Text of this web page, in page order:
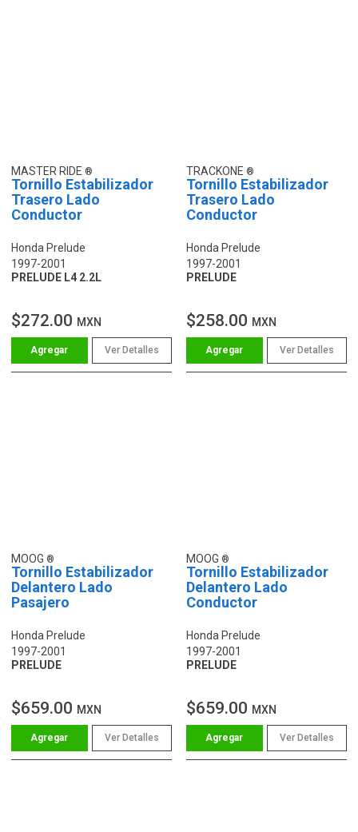
MASTER RIDE
Tornillo Estabilizador
Trasero Lado
Conductor
Honda Prelude
1997-2001
PRELUDE L4 2.2L
$272.00 MXN
Ver Detalles
TRACKONE
Tornillo Estabilizador
Trasero Lado
Conductor
Honda Prelude
1997-2001
PRELUDE
$258.00 MXN
Ver Detalles
MOOG
Tornillo Estabilizador
Delantero Lado
Pasajero
Honda Prelude
1997-2001
PRELUDE
$659.00 MXN
Ver Detalles
MOOG
Tornillo Estabilizador
Delantero Lado
Conductor
Honda Prelude
1997-2001
PRELUDE
$659.00 MXN
Ver Detalles